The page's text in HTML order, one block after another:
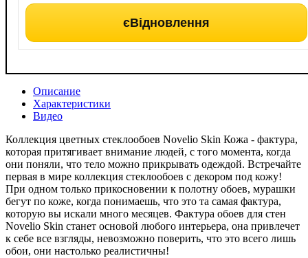
єВідновлення
Описание
Характеристики
Видео
Коллекция цветных стеклообоев Novelio Skin Кожа - фактура,
которая притягивает внимание людей, с того момента, когда
они поняли, что тело можно прикрывать одеждой. Встречайте
первая в мире коллекция стеклообоев с декором под кожу!
При одном только прикосновении к полотну обоев, мурашки
бегут по коже, когда понимаешь, что это та самая фактура,
которую вы искали много месяцев. Фактура обоев для стен
Novelio Skin станет основой любого интерьера, она привлечет
к себе все взгляды, невозможно поверить, что это всего лишь
обои, они настолько реалистичны!